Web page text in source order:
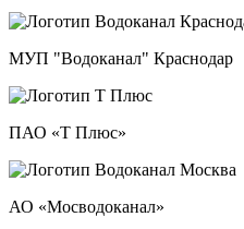
МУП "Водоканал" Краснодар
ПАО «Т Плюс»
АО «Мосводоканал»